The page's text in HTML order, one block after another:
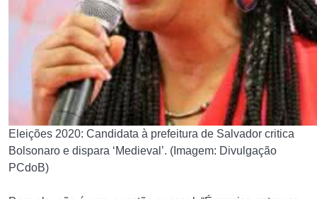
Eleições 2020: Candidata à prefeitura de Salvador critica
Bolsonaro e dispara ‘Medieval’. (Imagem: Divulgação
PCdoB)